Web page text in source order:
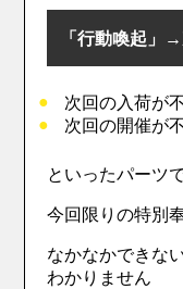
「行動喚起」
次回の入荷が
次回の開催が
といったパーツ
今回限りの特別
なかなかできな
わかりません